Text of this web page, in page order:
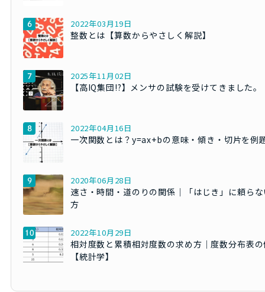
2022年03月19日
整数とは【算数からやさしく解説】
2025年11月02日
【高IQ集団!?】メンサの試験を受けてきました。
2022年04月16日
一次関数とは？y=ax+bの意味・傾き・切片を例
2020年06月28日
速さ・時間・道のりの関係｜「はじき」に頼ら
方
2022年10月29日
相対度数と累積相対度数の求め方｜度数分布表
【統計学】